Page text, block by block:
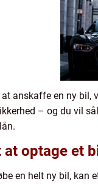
anskaffe en ny
– og du vil
optage et
en helt ny bil, kan